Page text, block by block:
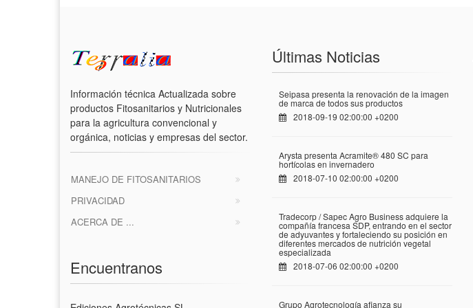
Información técnica Actualizada sobre
productos Fitosanitarios y Nutricionales
para la agricultura convencional y
orgánica, noticias y empresas del sector.
MANEJO DE FITOSANITARIOS
PRIVACIDAD
ACERCA DE ...
Encuentranos
Últimas Noticias
Seipasa presenta la renovación de la imagen
de marca de todos sus productos
2018-09-19 02:00:00 +0200
Arysta presenta Acramite® 480 SC para
hortícolas en invernadero
2018-07-10 02:00:00 +0200
Tradecorp / Sapec Agro Business adquiere la
compañía francesa SDP, entrando en el sector
de adyuvantes y fortaleciendo su posición en
diferentes mercados de nutrición vegetal
especializada
2018-07-06 02:00:00 +0200
Grupo Agrotecnología afianza su